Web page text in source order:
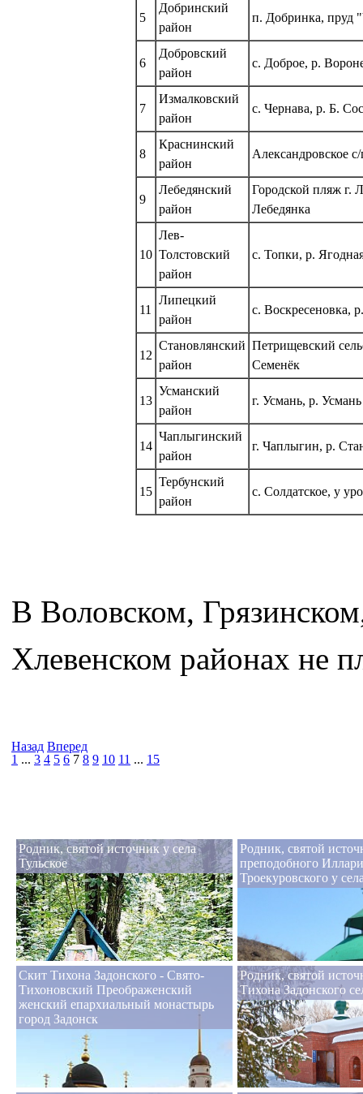
5
Добринский
район
п. Добринка, пруд
6
Добровский
район
с. Доброе, р.
7
Измалковский
район
с. Чернава, р. Б.
8
Краснинский
район
Александровское
9
Лебедянский
район
Городской пляж г.
Лебедянка
10
Лев-
Толстовский
район
с. Топки, р.
11
Липецкий
район
с. Воскресеновка,
12
Становлянский
район
Петрищевский
Семенёк
13
Усманский
район
г. Усмань, р. Усмань
14
Чаплыгинский
район
г. Чаплыгин, р.
15
Тербунский
район
с. Солдатское, у
В Воловском,
Хлевенском районах не
1 ... 3 4 5 6 7 8 9 10 11 ... 15
Назад Вперед
Родник, святой источник у села
Тульское
Родник, святой
преподобного
Троекуровского у
Скит Тихона Задонского - Свято-
Тихоновский Преображенский
женский епархиальный монастырь
город Задонск
Родник, святой
Тихона Задонского